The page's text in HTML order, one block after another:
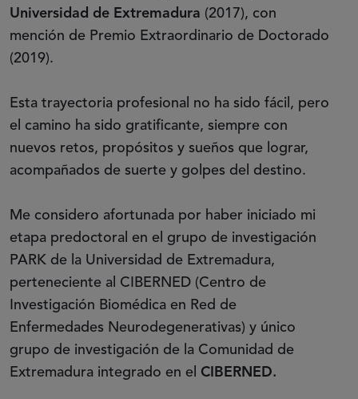
Universidad de Extremadura (2017), con
mención de Premio Extraordinario de Doctorado
(2019).
Esta trayectoria profesional no ha sido fácil, pero
el camino ha sido gratificante, siempre con
nuevos retos, propósitos y sueños que lograr,
acompañados de suerte y golpes del destino.
Me considero afortunada por haber iniciado mi
etapa predoctoral en el grupo de investigación
PARK de la Universidad de Extremadura,
perteneciente al CIBERNED (Centro de
Investigación Biomédica en Red de
Enfermedades Neurodegenerativas) y único
grupo de investigación de la Comunidad de
Extremadura integrado en el CIBERNED.